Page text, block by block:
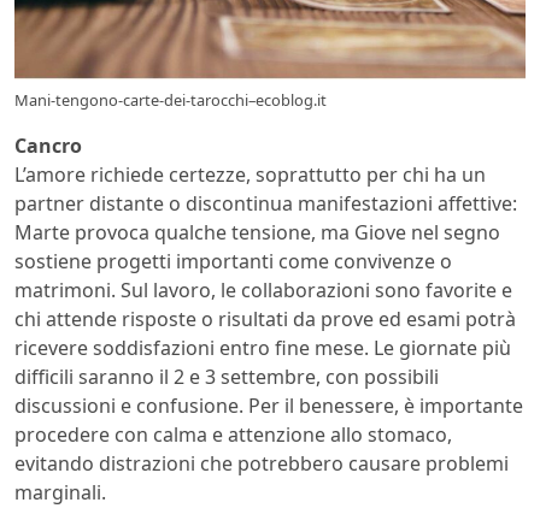
Mani-tengono-carte-dei-tarocchi–ecoblog.it
Cancro
L’amore richiede certezze, soprattutto per chi ha un
partner distante o discontinua manifestazioni affettive:
Marte provoca qualche tensione, ma Giove nel segno
sostiene progetti importanti come convivenze o
matrimoni. Sul lavoro, le collaborazioni sono favorite e
chi attende risposte o risultati da prove ed esami potrà
ricevere soddisfazioni entro fine mese. Le giornate più
difficili saranno il 2 e 3 settembre, con possibili
discussioni e confusione. Per il benessere, è importante
procedere con calma e attenzione allo stomaco,
evitando distrazioni che potrebbero causare problemi
marginali.